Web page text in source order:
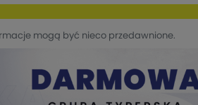
mogą być nieco przedawnione.